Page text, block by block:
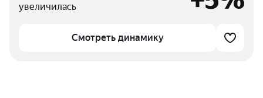
увеличилась
Смотреть динамику